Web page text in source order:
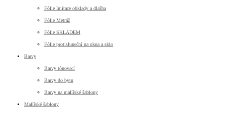
Fólie Imitace obklady a dlažba
Fólie Metráž
Fólie SKLADEM
Fólie protisluneční na okna a sklo
Barvy
Barvy tónovací
Barvy do bytu
Barvy na malířské šablony
Malířské šablony